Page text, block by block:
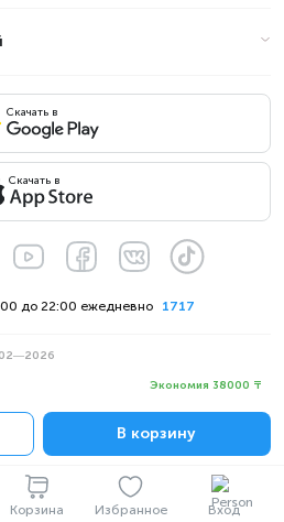
Корзина Избранное Вход
Экономия 38000 ₸
В корзину
Скачать в
Скачать в
1717
до 22:00 ежедневно